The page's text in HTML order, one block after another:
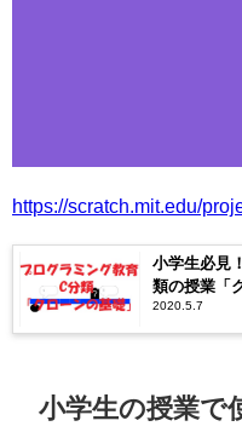
https://scratch.mit.edu/
小学生必見
類の授業「
2020.5.7
小学生の授業で